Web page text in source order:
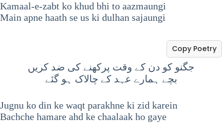
Kamaal-e-zabt ko khud bhi to aazmaungi
Main apne haath se us ki dulhan sajaungi
جگنو کو دن کے وقت پرکھنے کی ضد کریں
بچے ہمارے عہد کے چالاک ہو گئے
Copy Poetry
Jugnu ko din ke waqt parakhne ki zid karein
Bachche hamare ahd ke chaalaak ho gaye